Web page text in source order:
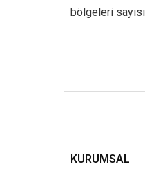
bölgeleri
KURUMSAL